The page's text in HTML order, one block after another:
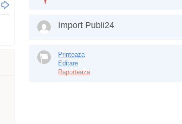
Import Publi24
Printeaza
Editare
Raporteaza